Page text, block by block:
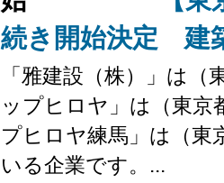
続き開始決定 建
「雅建設（株）」は
ップヒロヤ」は（東京
プヒロヤ練馬」は（東
いる企業です。...